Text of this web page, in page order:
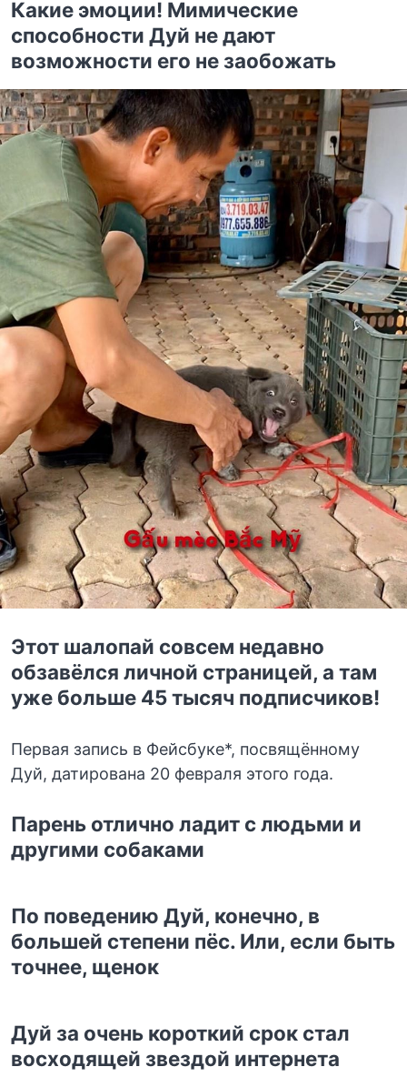
Какие эмоции! Мимические
способности Дуй не дают
возможности его не заобожать
Этот шалопай совсем недавно
обзавёлся личной страницей, а там
уже больше 45 тысяч подписчиков!
Первая запись в Фейсбуке*, посвящённому
Дуй, датирована 20 февраля этого года.
Парень отлично ладит с людьми и
другими собаками
По поведению Дуй, конечно, в
большей степени пёс. Или, если быть
точнее, щенок
Дуй за очень короткий срок стал
восходящей звездой интернета